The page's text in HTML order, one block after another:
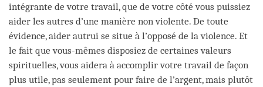
intégrante de votre travail, que de votre côté vous puissiez
aider les autres d’une manière non violente. De toute
évidence, aider autrui se situe à l’opposé de la violence. Et
le fait que vous-mêmes disposiez de certaines valeurs
spirituelles, vous aidera à accomplir votre travail de façon
plus utile, pas seulement pour faire de l’argent, mais plutôt